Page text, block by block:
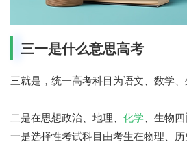
三一是什么意思高考
三就是，统一高考科目为语文、数学、
二是在思想政治、地理、 化学、生物四
一是选择性考试科目由考生在物理、